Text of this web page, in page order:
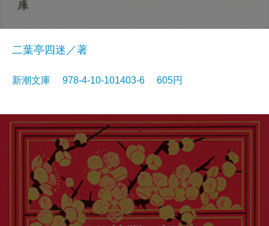
二葉亭四迷／著
新潮文庫 978-4-10-101403-6 605円